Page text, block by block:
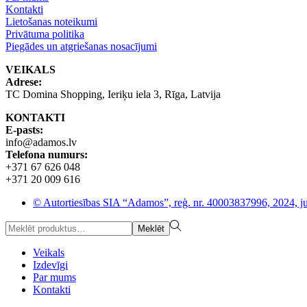
Kontakti
Lietošanas noteikumi
Privātuma politika
Piegādes un atgriešanas nosacījumi
VEIKALS
Adrese:
TC Domina Shopping, Ieriķu iela 3, Rīga, Latvija
KONTAKTI
E-pasts:
info@adamos.lv
Telefona numurs:
+371 67 626 048
+371 20 009 616
© Autortiesības SIA “Adamos”, reģ. nr. 40003837996, 2024,
Meklēt
Veikals
Izdevīgi
Par mums
Kontakti